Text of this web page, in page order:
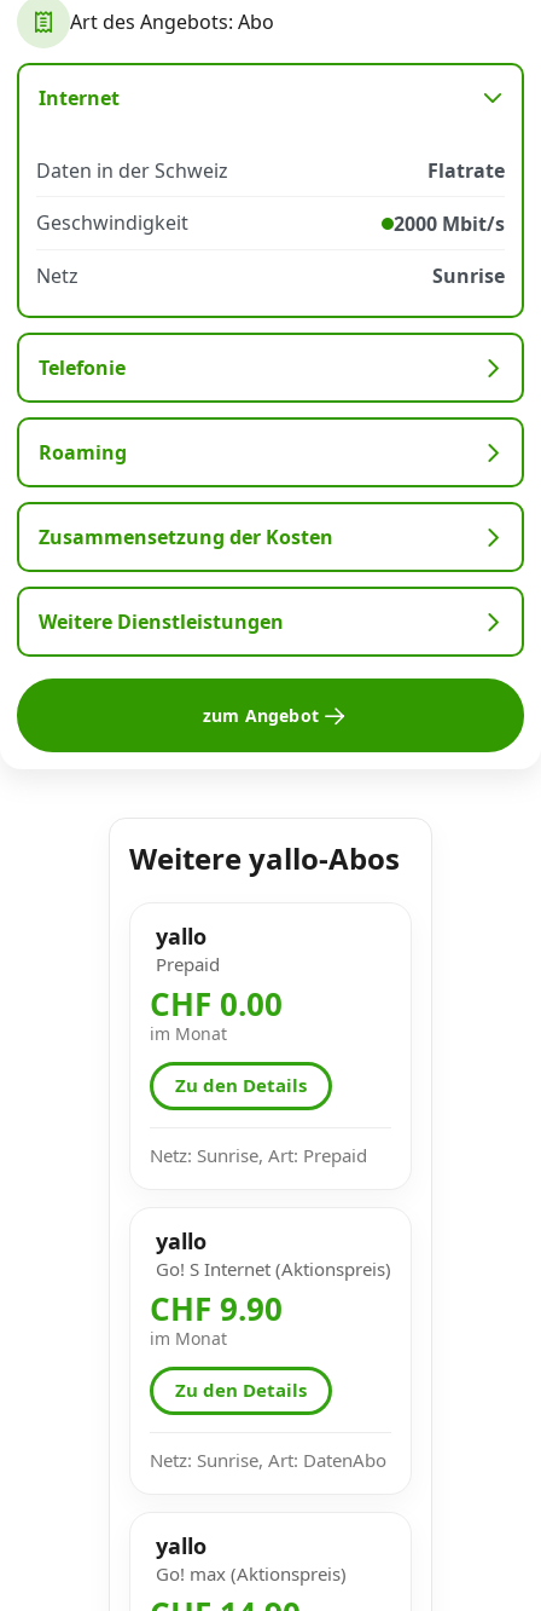
Datenschutz·AGB·Impressum
Art des Angebots: Abo
Internet
Daten in der Schweiz
Flatrate
Geschwindigkeit
2000 Mbit/s
Netz
Sunrise
Telefonie
Roaming
Zusammensetzung der Kosten
Weitere Dienstleistungen
zum Angebot
Weitere yallo-Abos
yallo
Prepaid
CHF 0.00
im Monat
Zu den Details
Netz: Sunrise, Art: Prepaid
yallo
Go! S Internet (Aktionspreis)
CHF 9.90
im Monat
Zu den Details
Netz: Sunrise, Art: DatenAbo
yallo
Go! max (Aktionspreis)